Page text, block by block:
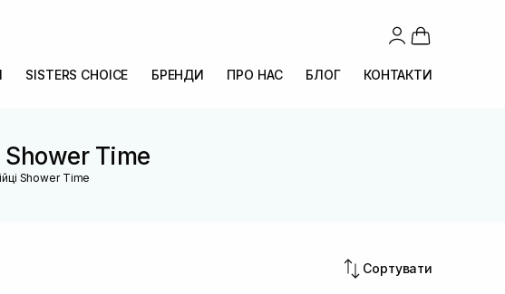
SISTERS CHOICE БРЕНДИ ПРО НАС БЛОГ КОНТАКТИ
Shower Time
Shower Time
Сортувати